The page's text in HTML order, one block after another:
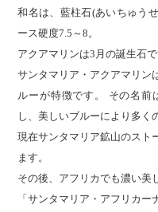
和名は、藍柱石(あいちゅう
ース硬度7.5～8。
アクアマリンは3月の誕生石で
サンタマリア・アクアマリン
ルーが特徴です。 その名前
し、美しいブルーにより多く
現在サンタマリア鉱山のスト
ます。
その後、アフリカでも濃い美
「サンタマリア・アフリカ